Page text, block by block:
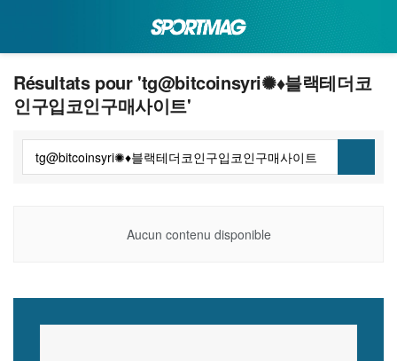
Résultats pour 'tg@bitcoinsyri✺♦블랙테더코
인구입코인구매사이트'
Aucun contenu disponible